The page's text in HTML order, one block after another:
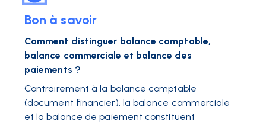
Bon à savoir
Comment distinguer balance comptable,
balance commerciale et balance des
paiements ?
Contrairement à la balance comptable
(document financier), la balance commerciale
et la balance de paiement constituent